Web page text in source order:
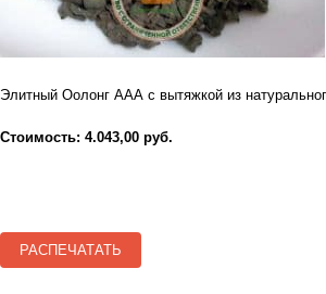
Элитный Оолонг ААА с вытяжкой из
Стоимость: 4.043,00 руб.
РАСПЕЧАТАТЬ